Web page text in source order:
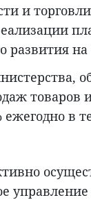
и
развития на
товаров и
ежегодно в